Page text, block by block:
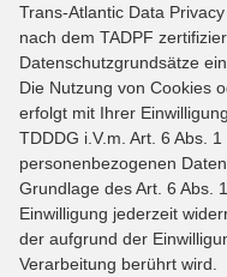
Trans-Atlantic Data
nach dem TADPF
Datenschutzgrundsätze
Die Nutzung von Cookies
erfolgt mit Ihrer
TDDDG i.V.m. Art. 6 Abs.
personenbezogenen
Grundlage des Art. 6 Abs.
Einwilligung jederzeit
der aufgrund der
Verarbeitung berührt wird.